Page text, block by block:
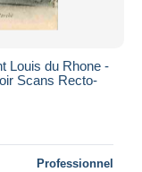
Louis du Rhone -
Scans Recto-
Professionnel